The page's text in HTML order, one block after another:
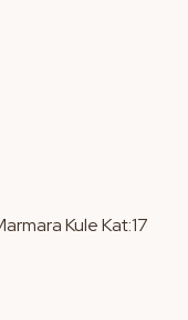
Kule Kat:17